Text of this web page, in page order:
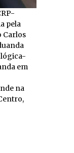
pela
Carlos
em
na